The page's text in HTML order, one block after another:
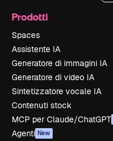
Prodotti
Spaces
Assistente IA
Generatore di immagini IA
Generatore di video IA
Sintetizzatore vocale IA
Contenuti stock
MCP per Claude/ChatGPT
Agenti New